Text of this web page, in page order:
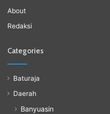
About
Redaksi
Categories
Baturaja
Daerah
Banyuasin